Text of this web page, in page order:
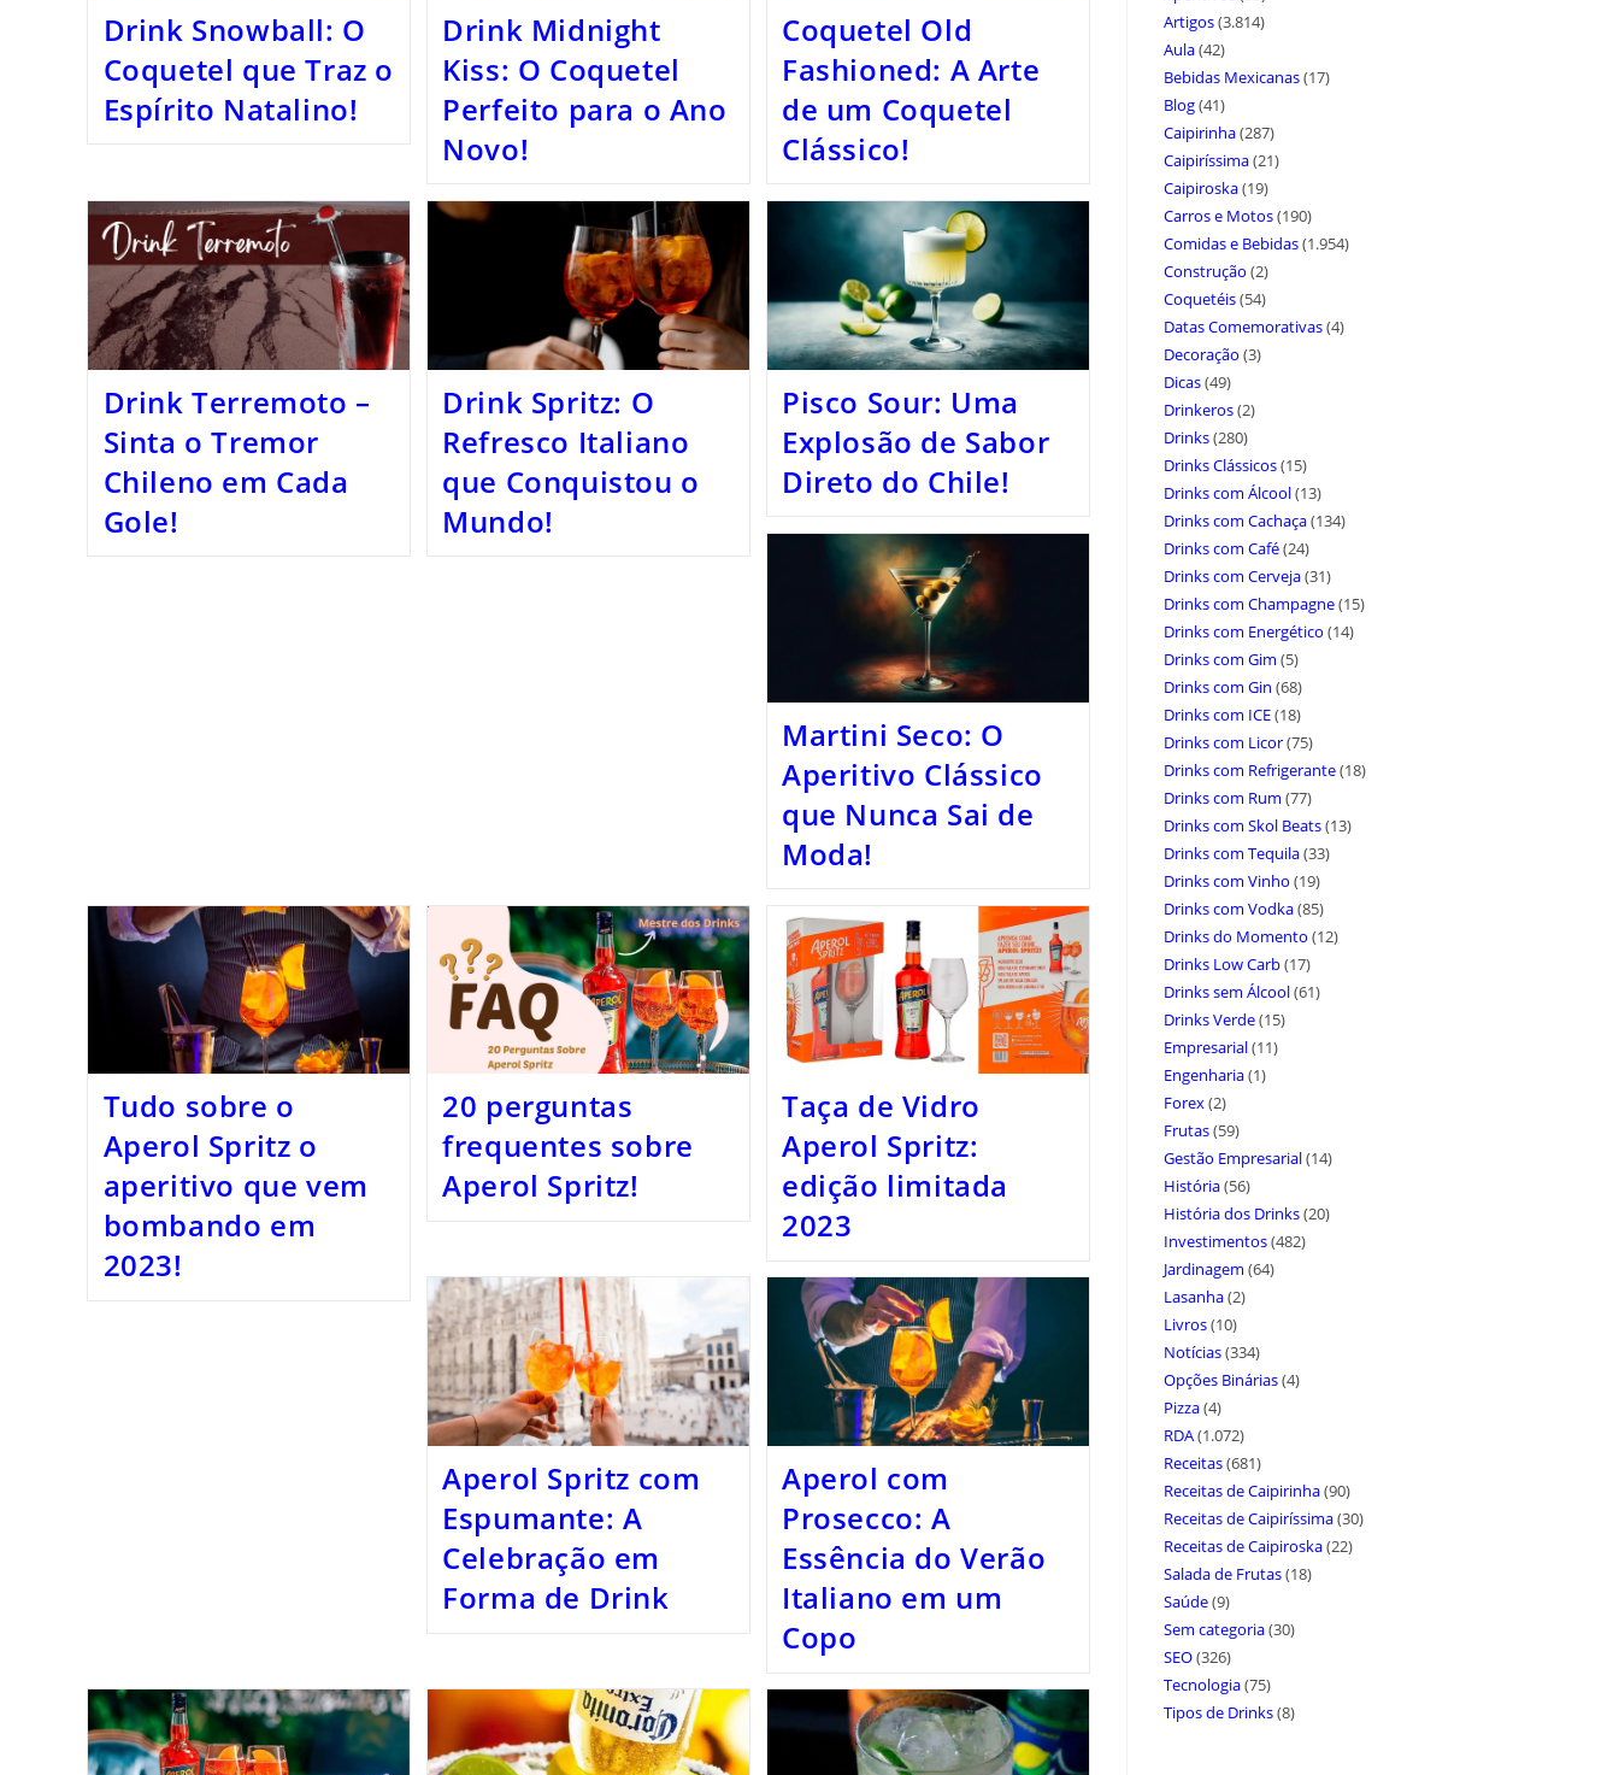
Drink Snowball: O
Coquetel que Traz o
Espírito Natalino!
Drink Midnight
Kiss: O Coquetel
Perfeito para o Ano
Novo!
Coquetel Old
Fashioned: A Arte
de um Coquetel
Clássico!
Drink Terremoto –
Sinta o Tremor
Chileno em Cada
Gole!
Drink Spritz: O
Refresco Italiano
que Conquistou o
Mundo!
Pisco Sour: Uma
Explosão de Sabor
Direto do Chile!
Martini Seco: O
Aperitivo Clássico
que Nunca Sai de
Moda!
Tudo sobre o
Aperol Spritz o
aperitivo que vem
bombando em
2023!
20 perguntas
frequentes sobre
Aperol Spritz!
Taça de Vidro
Aperol Spritz:
edição limitada
2023
Aperol Spritz com
Espumante: A
Celebração em
Forma de Drink
Aperol com
Prosecco: A
Essência do Verão
Italiano em um
Copo
Artigos(3.814)
Aula(42)
Bebidas Mexicanas(17)
Blog(41)
Caipirinha(287)
Caipiríssima(21)
Caipiroska(19)
Carros e Motos(190)
Comidas e Bebidas(1.954)
Construção (2)
Coquetéis(54)
Datas Comemorativas(4)
Decoração (3)
Dicas(49)
Drinkeros(2)
Drinks(280)
Drinks Clássicos(15)
Drinks com Álcool(13)
Drinks com Cachaça(134)
Drinks com Café(24)
Drinks com Cerveja(31)
Drinks com Champagne(15)
Drinks com Energético (14)
Drinks com Gim (5)
Drinks com Gin (68)
Drinks com ICE(18)
Drinks com Licor(75)
Drinks com Refrigerante(18)
Drinks com Rum (77)
Drinks com Skol Beats(13)
Drinks com Tequila(33)
Drinks com Vinho (19)
Drinks com Vodka(85)
Drinks do Momento (12)
Drinks Low Carb(17)
Drinks sem Álcool(61)
Drinks Verde(15)
Empresarial(11)
Engenharia(1)
Forex(2)
Frutas(59)
Gestão Empresarial(14)
História(56)
História dos Drinks(20)
Investimentos(482)
Jardinagem (64)
Lasanha(2)
Livros(10)
Notícias(334)
Opções Binárias(4)
Pizza(4)
RDA(1.072)
Receitas(681)
Receitas de Caipirinha(90)
Receitas de Caipiríssima(30)
Receitas de Caipiroska(22)
Salada de Frutas(18)
Saúde(9)
Sem categoria(30)
SEO(326)
Tecnologia(75)
Tipos de Drinks(8)